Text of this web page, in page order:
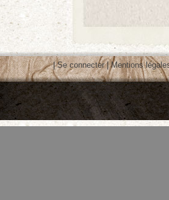
|Se connecter|Mentions